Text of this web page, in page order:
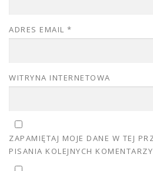
ADRES EMAIL *
WITRYNA INTERNETOWA
ZAPAMIĘTAJ MOJE DANE W TEJ
PISANIA KOLEJNYCH